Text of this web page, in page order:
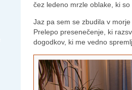
čez ledeno mrzle oblake, ki
Jaz pa sem se zbudila v
Prelepo presenečenje, ki
dogodkov, ki me vedno